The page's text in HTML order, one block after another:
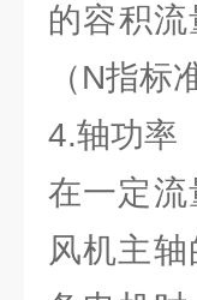
的容积
（N指
4.轴功率
在一定
风机主